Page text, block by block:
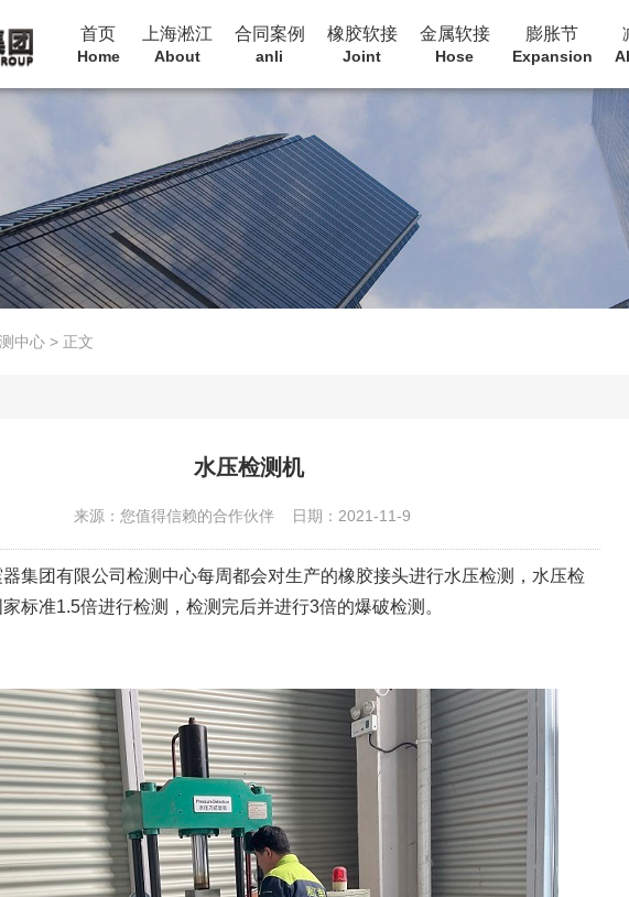
首页
Home
上海淞江
About
合同案例
anli
橡胶软接
Joint
金属软接
Hose
膨胀节
Expansion
中心 > 正文
水压检测机
来源：您值得信赖的合作伙伴 日期：2021-11-9
器集团有限公司检测中心每周都会对生产的橡胶接头进行水压检测，水压检
标准1.5倍进行检测，检测完后并进行3倍的爆破检测。